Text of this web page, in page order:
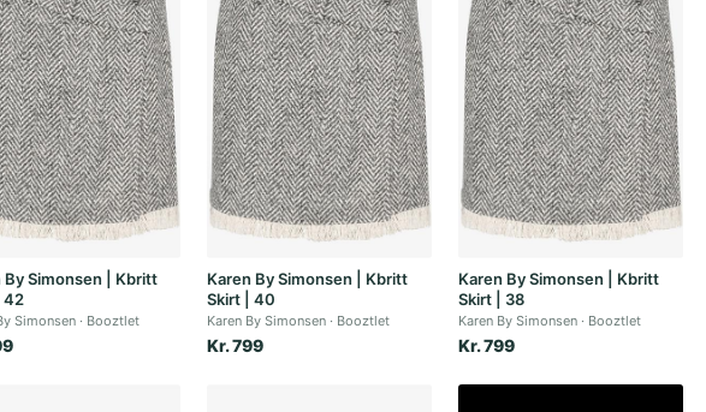
By Simonsen | Kbritt
42
Simonsen Booztlet
Karen By Simonsen | Kbritt
Skirt | 40
Karen By Simonsen Booztlet
Kr. 799
Karen By Simonsen | Kbritt
Skirt | 38
Karen By Simonsen Booztlet
Kr. 799